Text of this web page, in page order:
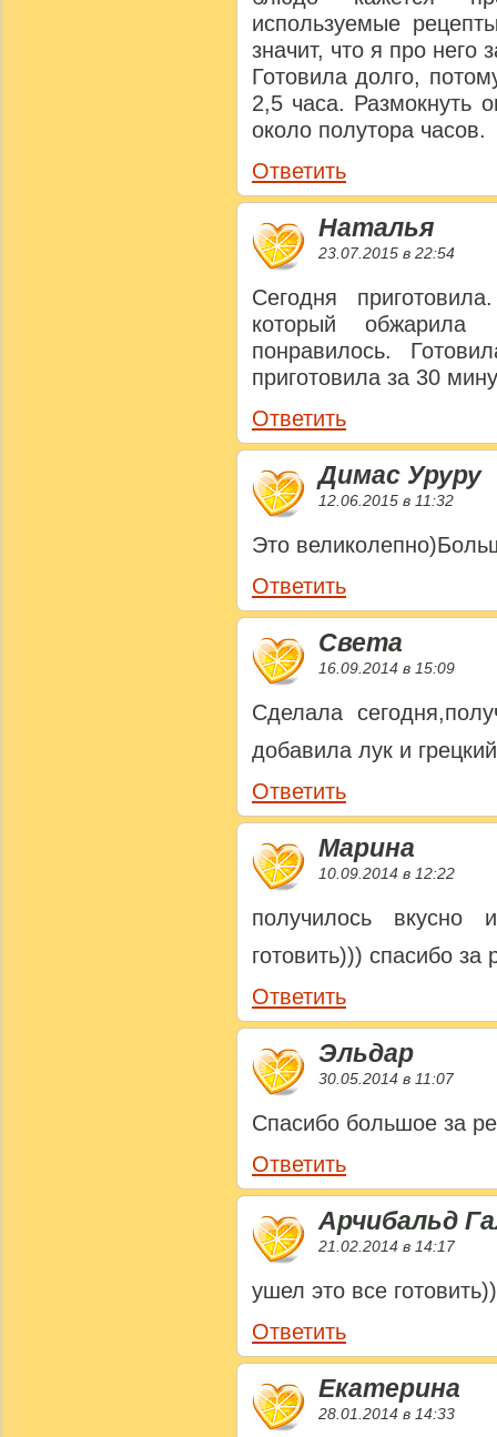
используемые
значит, что я про него
Готовила долго,
2,5 часа. Размокнуть
около полутора часов.
Ответить
Наталья
23.07.2015 в 22:54
Сегодня
который
понравилось.
приготовила за 30
Ответить
Димас Уруру
12.06.2015 в 11:32
Это
Ответить
Света
16.09.2014 в 15:09
Сделала
добавила лук и
Ответить
Марина
10.09.2014 в 12:22
получилось
готовить))) спасибо за
Ответить
Эльдар
30.05.2014 в 11:07
Спасибо большое за
Ответить
Арчибальд
21.02.2014 в 14:17
ушел это все
Ответить
Екатерина
28.01.2014 в 14:33